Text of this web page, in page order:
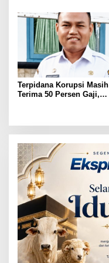
Terpidana Korupsi Masih
Terima 50 Persen Gaji,